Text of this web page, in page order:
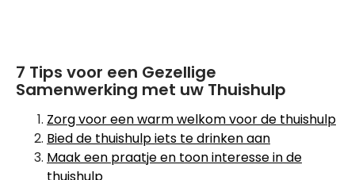
7 Tips voor een Gezellige
Samenwerking met uw Thuishulp
Zorg voor een warm welkom voor de thuishulp
Bied de thuishulp iets te drinken aan
Maak een praatje en toon interesse in de